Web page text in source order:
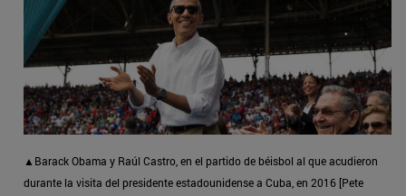
▲Barack Obama y Raúl Castro, en el partido de béisbol al que acudieron
durante la visita del presidente estadounidense a Cuba, en 2016 [Pete